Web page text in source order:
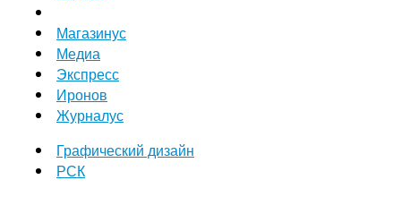
Магазинус
Медиа
Экспресс
Иронов
Журналус
Графический дизайн
РСК